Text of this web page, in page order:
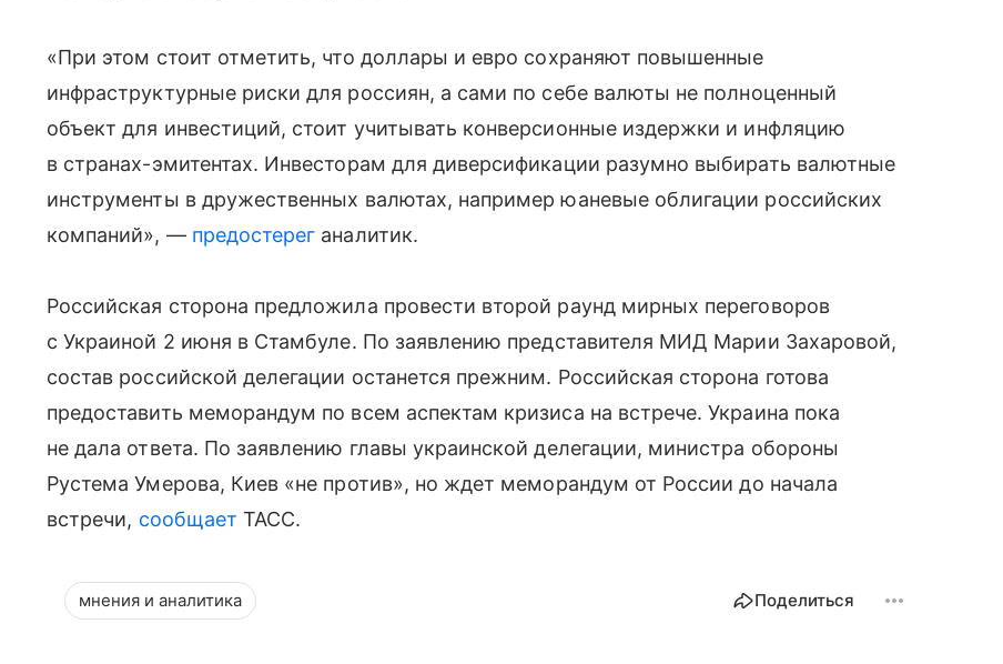
«При этом стоит отметить, что доллары и евро сохраняют повышенные
инфраструктурные риски для россиян, а сами по себе валюты не полноценный
объект для инвестиций, стоит учитывать конверсионные издержки и инфляцию
в странах-эмитентах. Инвесторам для диверсификации разумно выбирать валютные
инструменты в дружественных валютах, например юаневые облигации российских
компаний», — предостерег аналитик.
Российская сторона предложила провести второй раунд мирных переговоров
с Украиной 2 июня в Стамбуле. По заявлению представителя МИД Марии Захаровой,
состав российской делегации останется прежним. Российская сторона готова
предоставить меморандум по всем аспектам кризиса на встрече. Украина пока
не дала ответа. По заявлению главы украинской делегации, министра обороны
Рустема Умерова, Киев «не против», но ждет меморандум от России до начала
встречи, сообщает ТАСС.
мнения и аналитика Поделиться